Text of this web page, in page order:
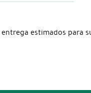
estimados para